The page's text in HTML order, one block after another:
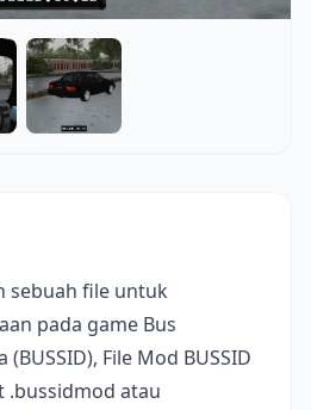
sebuah file untuk
pada game Bus
File Mod BUSSID
.bussidmod atau